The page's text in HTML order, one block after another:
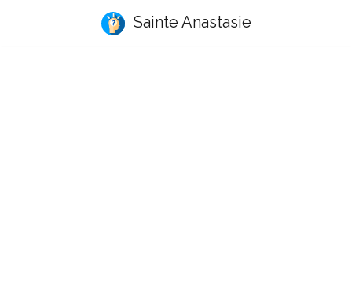
Sainte Anastasie